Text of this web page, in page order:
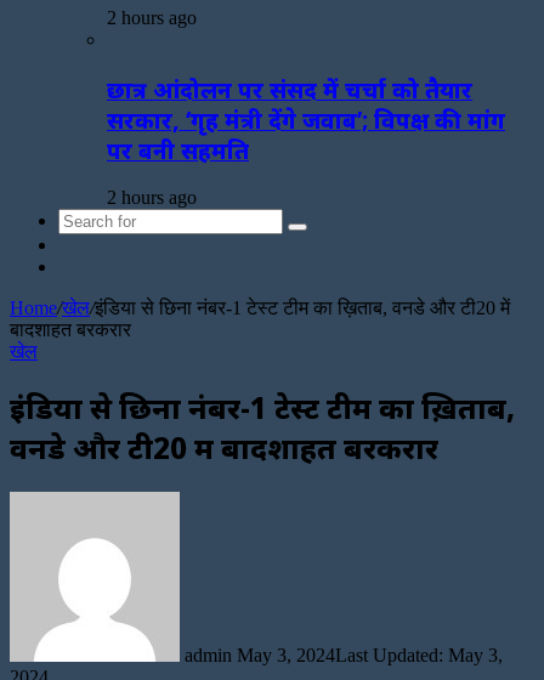
2 hours ago
छात्र आंदोलन पर संसद में चर्चा को तैयार
सरकार, ‘गृह मंत्री देंगे जवाब’; विपक्ष की मांग
पर बनी सहमति
2 hours ago
Search
Home/खेल/इंडिया से छिना नंबर-1 टेस्ट टीम का ख़िताब, वनडे और टी20 में
बादशाहत बरकरार
खेल
इंडिया से छिना नंबर-1 टेस्ट टीम का ख़िताब,
वनडे और टी20 में बादशाहत बरकरार
admin May 3, 2024Last Updated: May 3,